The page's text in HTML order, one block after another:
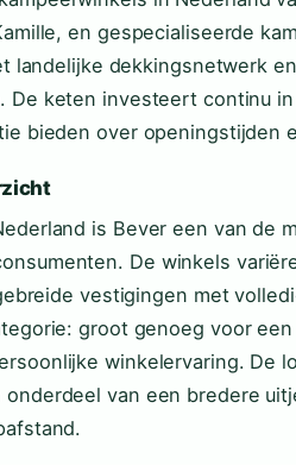
en gespecialiseerde
landelijke dekkingsnetwerk
De keten investeert continu
bieden over openingstijden
is Bever een van de
De winkels
vestigingen met
groot genoeg voor
winkelervaring. De
onderdeel van een bredere